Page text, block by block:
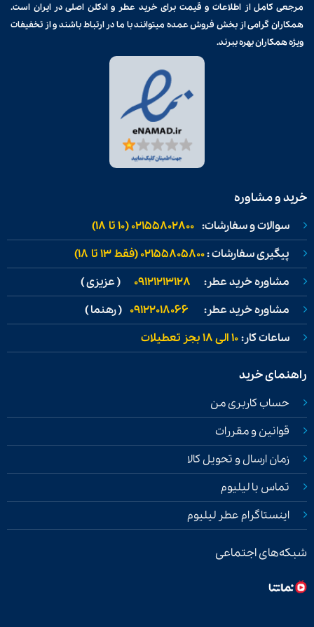
مرجعی کامل از اطلاعات و قیمت برایخرید عطر و ادکلن اصلی در ایران است.
همکاران گرامی از بخش فروش عمده میتوانند با ما در ارتباط باشند و از تخفیفات
ویژه همکاران بهره ببرند.
خرید و مشاوره
سوالات و سفارشات: 02155802800 (۱۰ تا ۱۸)
پیگیری سفارشات :02155805800 (فقط ۱۳ تا ۱۸)
مشاوره خرید عطر: 09121213128 ( عزیزی )
مشاوره خرید عطر: 09122018066 ( رهنما )
ساعات کار:۱۰ الی ۱۸ بجز تعطیلات
راهنمای خرید
حساب کاربری من
قوانین و مقررات
زمان ارسال و تحویل کالا
تماس با لیلیوم
اینستاگرام عطر لیلیوم
شبکه‌های اجتماعی